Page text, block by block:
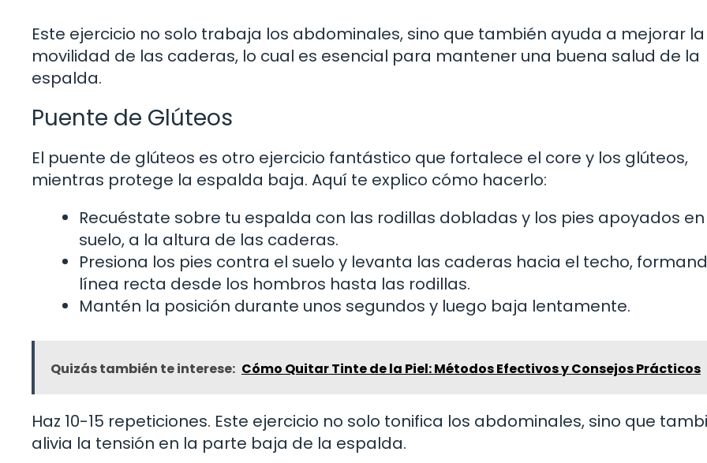
Este ejercicio no solo trabaja los abdominales, sino que también ayuda a mejorar la
movilidad de las caderas, lo cual es esencial para mantener una buena salud de la
espalda.
Puente de Glúteos
El puente de glúteos es otro ejercicio fantástico que fortalece el core y los glúteos,
mientras protege la espalda baja. Aquí te explico cómo hacerlo:
Recuéstate sobre tu espalda con las rodillas dobladas y los pies apoyados en
suelo, a la altura de las caderas.
Presiona los pies contra el suelo y levanta las caderas hacia el techo,
línea recta desde los hombros hasta las rodillas.
Mantén la posición durante unos segundos y luego baja lentamente.
Quizás también te interese: Cómo Quitar Tinte de la Piel: Métodos Efectivos y Consejos Prácticos
Haz 10-15 repeticiones. Este ejercicio no solo tonifica los abdominales, sino que
alivia la tensión en la parte baja de la espalda.